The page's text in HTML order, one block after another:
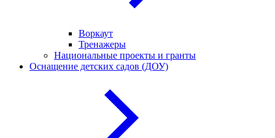
Воркаут
Тренажеры
Национальные проекты и гранты
Оснащение детских садов (ДОУ)